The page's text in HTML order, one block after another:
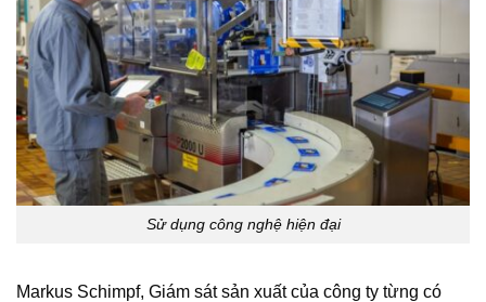
Sử dụng công nghệ hiện đại
Markus Schimpf, Giám sát sản xuất của công ty từng có